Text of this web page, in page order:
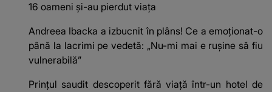
16 oameni și-au pierdut viața
Andreea Ibacka a izbucnit în plâns! Ce a emoționat-o
până la lacrimi pe vedetă: „Nu-mi mai e rușine să fiu
vulnerabilă”
Prințul saudit descoperit fără viață într-un hotel de